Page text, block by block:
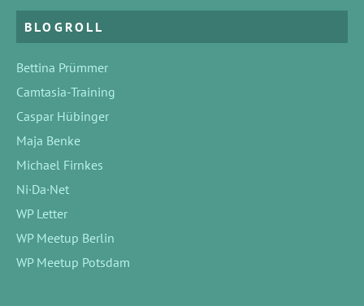
BLOGROLL
Bettina Prümmer
Camtasia-Training
Caspar Hübinger
Maja Benke
Michael Firnkes
Ni·Da·Net
WP Letter
WP Meetup Berlin
WP Meetup Potsdam